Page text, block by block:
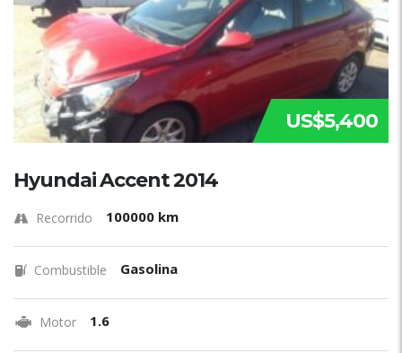
US$5,400
Hyundai Accent 2014
Recorrido 100000 km
Combustible Gasolina
Motor 1.6